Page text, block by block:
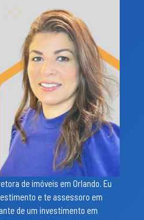
de imóveis em Orlando. Eu
e te assessoro em
de um investimento em